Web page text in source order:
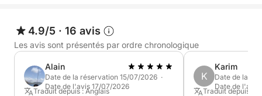
profiter d'une journée de baignade, de découverte
et de paysages à couper le souffle entre la
Sardaigne et la Corse.
4.9/5 · 16 avis
Les avis sont présentés par ordre chronologique
Alain
Date de la réservation 15/07/2026 ·
Date de l'avis 17/07/2026
Traduit depuis : Anglais
K
Karim
Date de la
Date de
Traduit depuis :